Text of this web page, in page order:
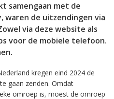
samengaan met de
waren de uitzendingen via
via deze website als
voor de mobiele telefoon.
kregen eind 2024 de
gaan zenden. Omdat
omroep is, moest de omroep